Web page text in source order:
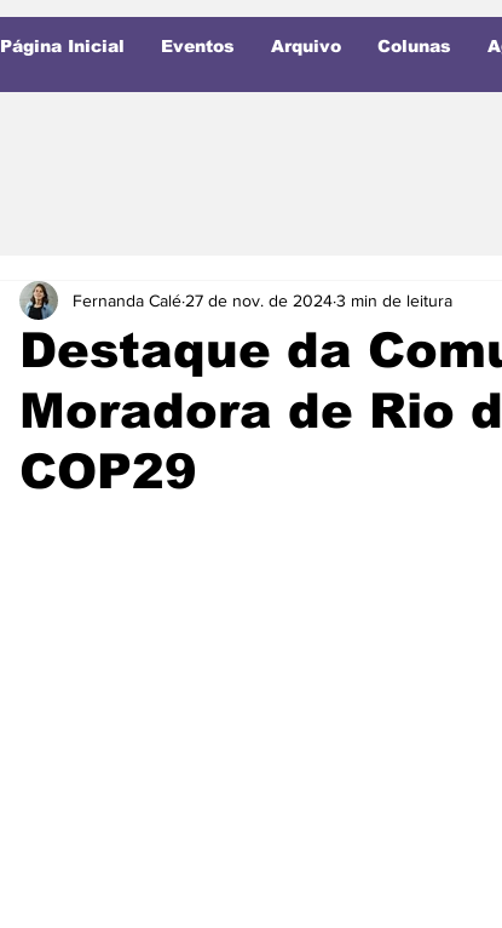
Página Inicial Eventos Arquivo Colunas
Destaque da
Moradora de Rio
COP29
Fernanda Calé 27 de nov. de 20243 min de leitura